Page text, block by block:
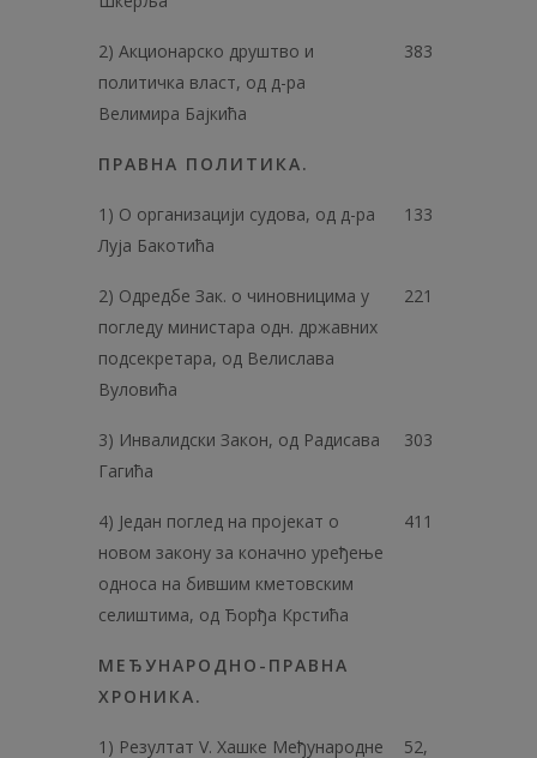
2) Акционарско друштво и
политичка власт, од д-ра
Велимира Бајкића
383
ПРАВНА ПОЛИТИКА.
1) О организацији судова, од д-ра
Луја Бакотића
133
2) Одредбе Зак. о чиновницима у
погледу министара одн. државних
подсекретара, од Велислава
Вуловића
221
3) Инвалидски Закон, од Радисава
Гагића
303
4) Један поглед на пројекат о
новом закону за коначно уређење
односа на бившим кметовским
селиштима, од Ђорђа Крстића
411
МЕЂУНАРОДНО-ПРАВНА
ХРОНИКА.
1) Резултат V. Хашке Међународне 52,